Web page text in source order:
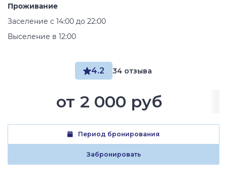
4.2 34 отзыва
от 2 000 руб
Период бронирования
Забронировать
Проживание
Заселение с 14:00 до 22:00
Выселение в 12:00